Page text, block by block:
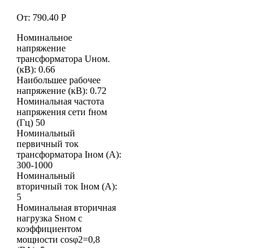
От: 790.40 Р
Номинальное
напряжение
трансформатора Uном.
(кВ): 0.66
Наибольшее рабочее
напряжение (кВ): 0.72
Номинальная частота
напряжения сети fном
(Гц) 50
Номинальный
первичный ток
трансформатора Iном (А):
300-1000
Номинальный
вторичный ток Iном (А):
5
Номинальная вторичная
нагрузка Sном с
коэффициентом
мощности cosφ2=0,8